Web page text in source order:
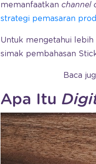
memanfaatkan channel
strategi pemasaran
Untuk mengetahui lebih
simak pembahasan
Baca
Apa Itu